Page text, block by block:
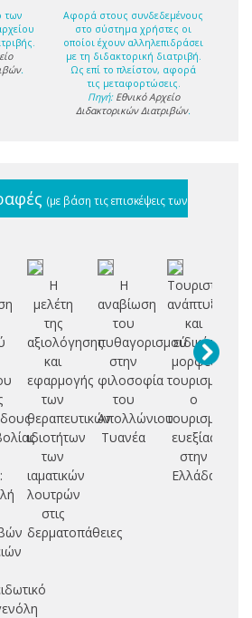
των
.
Αφορά στους συνδεδεμένους
στο σύστημα χρήστες οι
οποίοι έχουν αλληλεπιδράσει
με τη διδακτορική διατριβή.
Ως επί το πλείστον, αφορά
τις μεταφορτώσεις.
Πηγή: Εθνικό Αρχείο
Διδακτορικών Διατριβών.
(με βάση τις επισκέψεις των
Η
μελέτη
της
αξιολόγησης
και
εφαρμογής
των
θεραπευτικών
ιδιοτήτων
των
ιαματικών
λουτρών
στις
δερματοπάθειες
Η
αναβίωση
του
πυθαγορισμού
στην
φιλοσοφία
του
Απολλώνιου
Τυανέα
Τουριστική
ανάπτυξη
και
ειδικές
μορφές
τουρισμού:
ο
τουρισμός
ευεξίας
στην
Ελλάδα